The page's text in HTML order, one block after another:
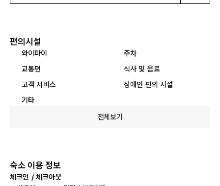
편의시설
와이파이
주차
교통편
식사 및 음료
고객 서비스
장애인 편의 시설
기타
전체보기
숙소 이용 정보
체크인 / 체크아웃